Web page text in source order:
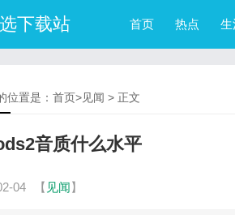
下载站 首页 热点 生
位置是： 首页>见闻 > 正文
音质什么水平
04 【 见闻】